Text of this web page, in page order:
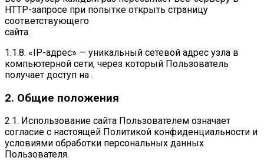
HTTP-запросе при попытке открыть страницу
соответствующего
сайта.
1.1.8. «IP-адрес» — уникальный сетевой адрес узла в
компьютерной сети, через который Пользователь
получает доступ на .
2. Общие положения
2.1. Использование сайта Пользователем означает
согласие с настоящей Политикой конфиденциальности и
условиями обработки персональных данных
Пользователя.